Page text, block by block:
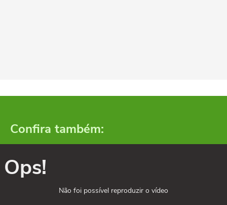
Confira também:
Ops!
Não foi possível reproduzir o vídeo